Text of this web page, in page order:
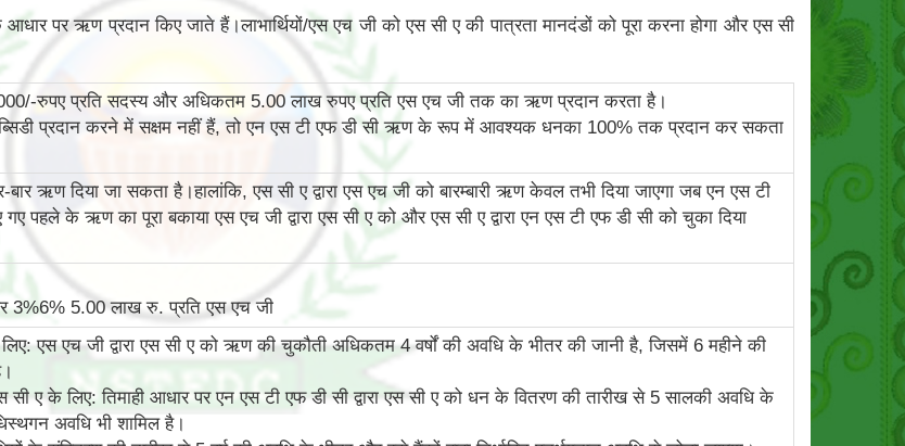
पर ऋण प्रदान किए जाते हैं।लाभार्थियों/एस एच जी को एस सी ए की पात्रता मानदंडों को पूरा करना होगा और एस सी
रुपए प्रति सदस्य और अधिकतम 5.00 लाख रुपए प्रति एस एच जी तक का ऋण प्रदान करता है।
प्रदान करने में सक्षम नहीं हैं, तो एन एस टी एफ डी सी ऋण के रूप में आवश्यक धनका 100% तक प्रदान कर सकता
बार ऋण दिया जा सकता है।हालांकि, एस सी ए द्वारा एस एच जी को बारम्‍बारी ऋण केवल तभी दिया जाएगा जब एन एस टी
पहले के ऋण का पूरा बकाया एस एच जी द्वारा एस सी ए को और एस सी ए द्वारा एन एस टी एफ डी सी को चुका दिया
3%6% 5.00 लाख रु. प्रति एस एच जी
एस एच जी द्वारा एस सी ए को ऋण की चुकौती अधिकतम 4 वर्षों की अवधि के भीतर की जानी है, जिसमें 6 महीने की
ए के लिए: तिमाही आधार पर एन एस टी एफ डी सी द्वारा एस सी ए को धन के वितरण की तारीख से 5 सालकी अवधि के
अवधि भी शामिल है।